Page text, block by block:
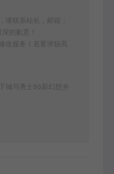
请联系站长，邮箱：
的歉意！
改服务！若要求较高
城与勇士86新幻想乡